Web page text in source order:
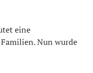
eine
Nun wurde